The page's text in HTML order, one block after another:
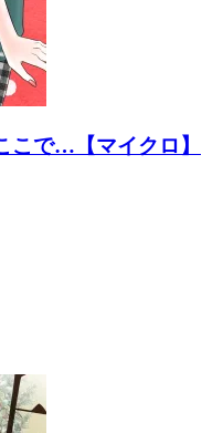
こで…【マイクロ】